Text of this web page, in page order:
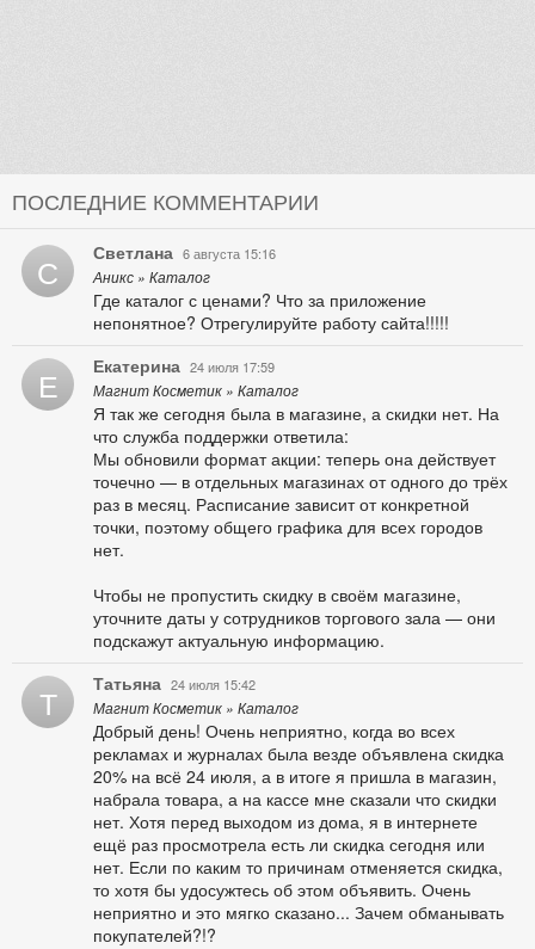
ПОСЛЕДНИЕ КОММЕНТАРИИ
С Светлана 6 августа 15:16
Аникс » Каталог
Где каталог с ценами? Что за приложение
непонятное? Отрегулируйте работу сайта!!!!!
Е Екатерина 24 июля 17:59
Магнит Косметик » Каталог
Я так же сегодня была в магазине, а скидки нет. На
что служба поддержки ответила:
Мы обновили формат акции: теперь она действует
точечно — в отдельных магазинах от одного до трёх
раз в месяц. Расписание зависит от конкретной
точки, поэтому общего графика для всех городов
нет.
Чтобы не пропустить скидку в своём магазине,
уточните даты у сотрудников торгового зала — они
подскажут актуальную информацию.
Т Татьяна 24 июля 15:42
Магнит Косметик » Каталог
Добрый день! Очень неприятно, когда во всех
рекламах и журналах была везде объявлена скидка
20% на всё 24 июля, а в итоге я пришла в магазин,
набрала товара, а на кассе мне сказали что скидки
нет. Хотя перед выходом из дома, я в интернете
ещё раз просмотрела есть ли скидка сегодня или
нет. Если по каким то причинам отменяется скидка,
то хотя бы удосужтесь об этом объявить. Очень
неприятно и это мягко сказано... Зачем обманывать
покупателей?!?